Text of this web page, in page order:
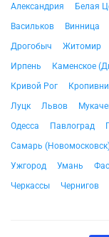
Александрия Белая
Васильков
Винница
Дрогобыч
Житомир
Ирпень
Каменское
Кривой Рог
Луцк
Львов
Одесса
Павлоград
Самарь
Ужгород
Умань
Черкассы
Чернигов